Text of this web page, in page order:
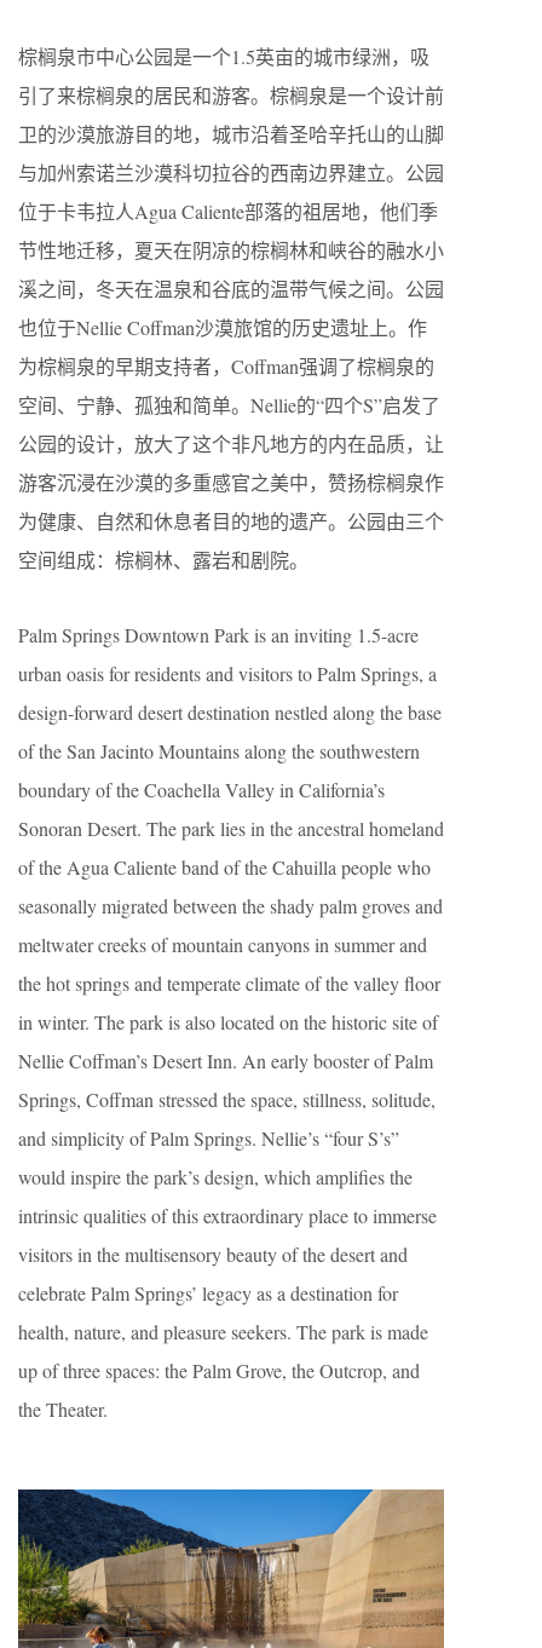
棕榈泉市中心公园是一个1.5英亩的城市绿洲，吸
引了来棕榈泉的居民和游客。棕榈泉是一个设计前
卫的沙漠旅游目的地，城市沿着圣哈辛托山的山脚
与加州索诺兰沙漠科切拉谷的西南边界建立。公园
位于卡韦拉人Agua Caliente部落的祖居地，他们季
节性地迁移，夏天在阴凉的棕榈林和峡谷的融水小
溪之间，冬天在温泉和谷底的温带气候之间。公园
也位于Nellie Coffman沙漠旅馆的历史遗址上。作
为棕榈泉的早期支持者，Coffman强调了棕榈泉的
空间、宁静、孤独和简单。Nellie的“四个S”启发了
公园的设计，放大了这个非凡地方的内在品质，让
游客沉浸在沙漠的多重感官之美中，赞扬棕榈泉作
为健康、自然和休息者目的地的遗产。公园由三个
空间组成：棕榈林、露岩和剧院。
Palm Springs Downtown Park is an inviting 1.5-acre
urban oasis for residents and visitors to Palm Springs, a
design-forward desert destination nestled along the base
of the San Jacinto Mountains along the southwestern
boundary of the Coachella Valley in California’s
Sonoran Desert. The park lies in the ancestral homeland
of the Agua Caliente band of the Cahuilla people who
seasonally migrated between the shady palm groves and
meltwater creeks of mountain canyons in summer and
the hot springs and temperate climate of the valley floor
in winter. The park is also located on the historic site of
Nellie Coffman’s Desert Inn. An early booster of Palm
Springs, Coffman stressed the space, stillness, solitude,
and simplicity of Palm Springs. Nellie’s “four S’s”
would inspire the park’s design, which amplifies the
intrinsic qualities of this extraordinary place to immerse
visitors in the multisensory beauty of the desert and
celebrate Palm Springs’ legacy as a destination for
health, nature, and pleasure seekers. The park is made
up of three spaces: the Palm Grove, the Outcrop, and
the Theater.